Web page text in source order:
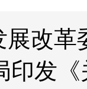
展改
印发